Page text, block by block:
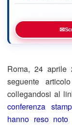
✉
Roma, 24 aprile
seguente
collegandosi al
conferenza
hanno reso